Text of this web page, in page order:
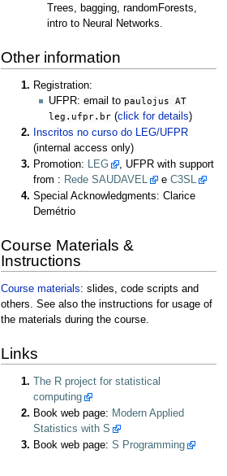
Trees, bagging, randomForests,
intro to Neural Networks.
Other information
Registration:
UFPR: email to paulojus AT
leg.ufpr.br (click for details)
Inscritos no curso do LEG/UFPR
(internal access only)
Promotion: LEG
, UFPR with support
from : Rede SAUDAVEL eC3SL
Special Acknowledgments: Clarice
Demétrio
Course Materials &
Instructions
Course materials: slides, code scripts and
others. See also the instructions for usage of
the materials during the course.
Links
The R project for statistical
computing
Book web page: Modern Applied
Statistics with S
Book web page:S Programming